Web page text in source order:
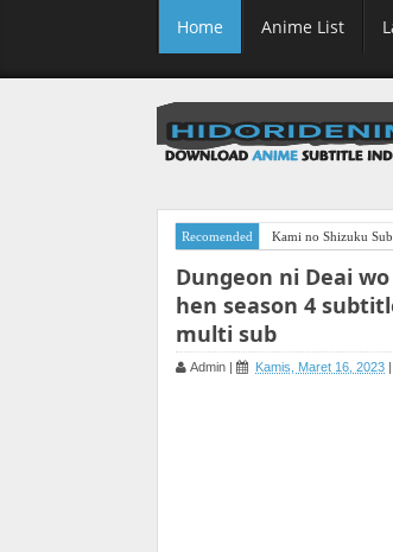
Home Anime List
Recomended Kami no Shizuku
Dungeon ni Deai
hen season 4
multi sub
Admin | Kamis, Maret 16, 2023 |